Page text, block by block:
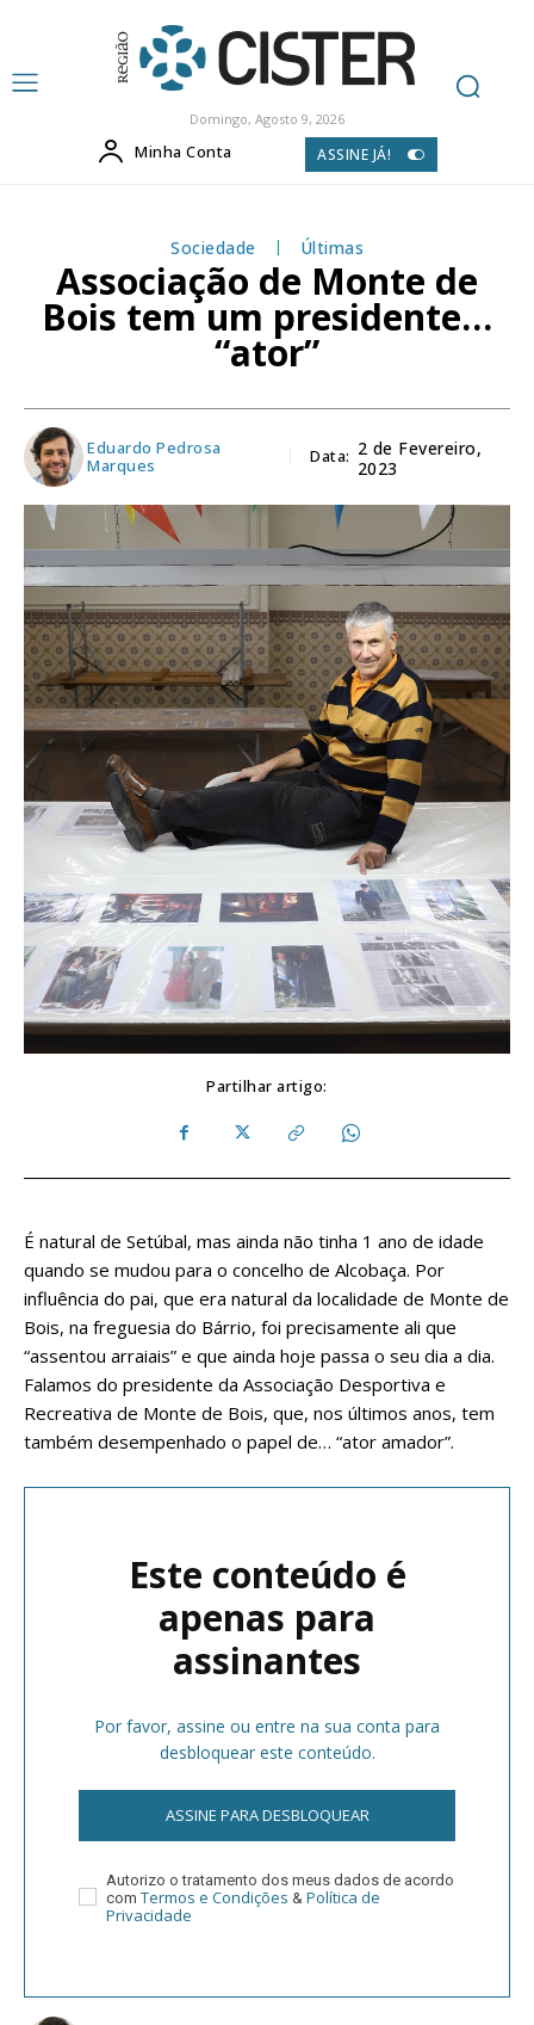
Domingo, Agosto 9, 2026
Minha Conta ASSINE JÁ!
Sociedade Últimas
Associação de Monte de
Bois tem um presidente…
“ator”
Eduardo Pedrosa
Marques
Data: 2 de Fevereiro,
2023
Partilhar artigo:
É natural de Setúbal, mas ainda não tinha 1 ano de idade
quando se mudou para o concelho de Alcobaça. Por
influência do pai, que era natural da localidade de Monte de
Bois, na freguesia do Bárrio, foi precisamente ali que
“assentou arraiais” e que ainda hoje passa o seu dia a dia.
Falamos do presidente da Associação Desportiva e
Recreativa de Monte de Bois, que, nos últimos anos, tem
também desempenhado o papel de… “ator amador”.
Este conteúdo é
apenas para
assinantes
Por favor, assine ou entre na sua conta para
desbloquear este conteúdo.
ASSINE PARA DESBLOQUEAR
Autorizo o tratamento dos meus dados de acordo
com Termos e Condições & Política de
Privacidade